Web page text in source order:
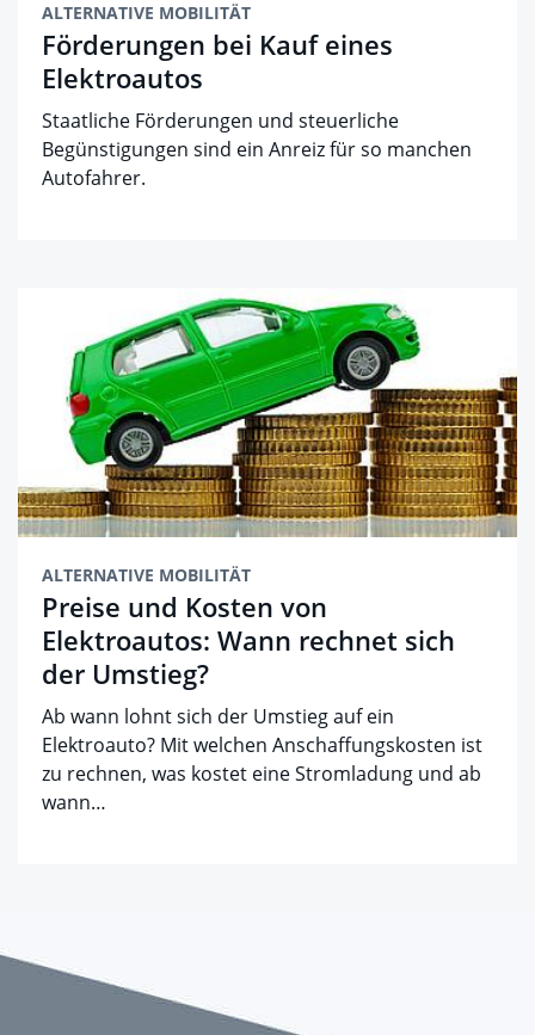
ALTERNATIVE MOBILITÄT
Förderungen bei Kauf eines
Elektroautos
Staatliche Förderungen und steuerliche
Begünstigungen sind ein Anreiz für so manchen
Autofahrer.
ALTERNATIVE MOBILITÄT
Preise und Kosten von
Elektroautos: Wann rechnet sich
der Umstieg?
Ab wann lohnt sich der Umstieg auf ein
Elektroauto? Mit welchen Anschaffungskosten ist
zu rechnen, was kostet eine Stromladung und ab
wann…